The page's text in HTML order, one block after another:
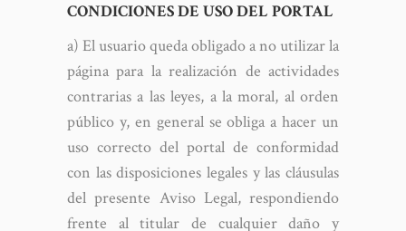
CONDICIONES DE USO DEL PORTAL
a) El usuario queda obligado a no utilizar la
página para la realización de actividades
contrarias a las leyes, a la moral, al orden
público y, en general se obliga a hacer un
uso correcto del portal de conformidad
con las disposiciones legales y las cláusulas
del presente Aviso Legal, respondiendo
frente al titular de cualquier daño y